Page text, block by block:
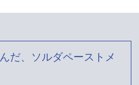
だ、ソルダペーストメ